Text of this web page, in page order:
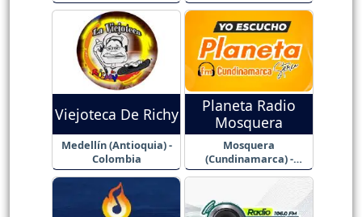
Viejoteca De Richy
Medellín (Antioquia) -
Colombia
Planeta Radio
Mosquera
Mosquera
(Cundinamarca) -
Colombia